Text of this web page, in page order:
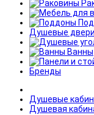
Душевые
Ванны
Бренды
Душевые
Душевая